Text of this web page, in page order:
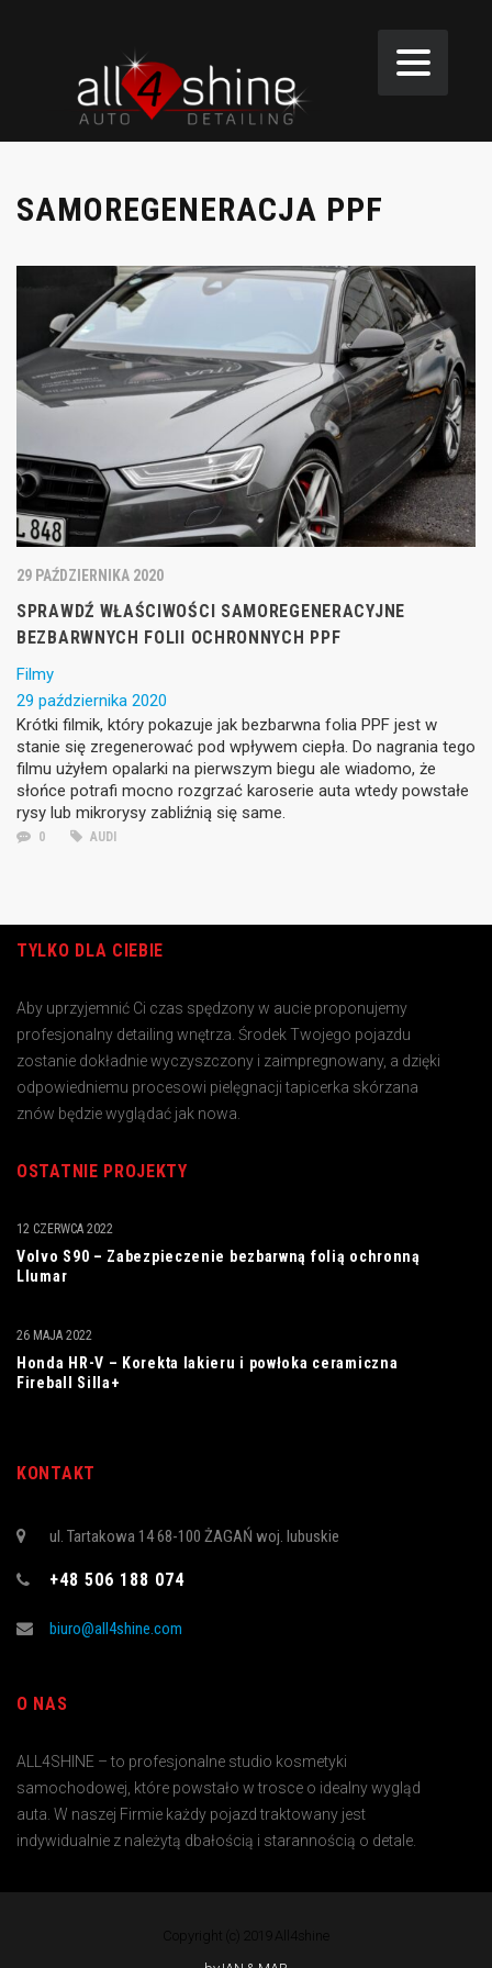
SAMOREGENERACJA PPF
29 PAŹDZIERNIKA 2020
SPRAWDŹ WŁAŚCIWOŚCI SAMOREGENERACYJNE
BEZBARWNYCH FOLII OCHRONNYCH PPF
Filmy
29 października 2020
Krótki filmik, który pokazuje jak bezbarwna folia PPF jest w
stanie się zregenerować pod wpływem ciepła. Do nagrania tego
filmu użyłem opalarki na pierwszym biegu ale wiadomo, że
słońce potrafi mocno rozgrzać karoserie auta wtedy powstałe
rysy lub mikrorysy zabliźnią się same.
0 AUDI
TYLKO DLA CIEBIE
Aby uprzyjemnić Ci czas spędzony w aucie proponujemy
profesjonalny detailing wnętrza. Środek Twojego pojazdu
zostanie dokładnie wyczyszczony i zaimpregnowany, a dzięki
odpowiedniemu procesowi pielęgnacji tapicerka skórzana
znów będzie wyglądać jak nowa.
OSTATNIE PROJEKTY
Volvo S90 – Zabezpieczenie bezbarwną folią ochronną
Llumar
12 CZERWCA 2022
Honda HR-V – Korekta lakieru i powłoka ceramiczna
Fireball Silla+
26 MAJA 2022
KONTAKT
ul. Tartakowa 14 68-100 ŻAGAŃ woj. lubuskie
+48 506 188 074
biuro@all4shine.com
O NAS
ALL4SHINE – to profesjonalne studio kosmetyki
samochodowej, które powstało w trosce o idealny wygląd
auta. W naszej Firmie każdy pojazd traktowany jest
indywidualnie z należytą dbałością i starannością o detale.
Copyright (c) 2019 All4shine